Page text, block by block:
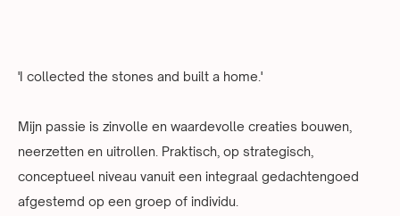
'I collected the stones and built a home.'
Mijn passie is zinvolle en waardevolle creaties bouwen,
neerzetten en uitrollen. Praktisch, op strategisch,
conceptueel niveau vanuit een integraal gedachtengoed
afgestemd op een groep of individu.